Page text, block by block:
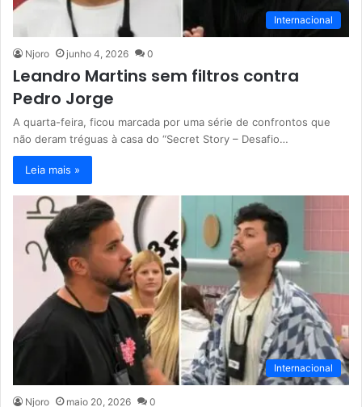
Internacional
Njoro junho 4, 2026 0
Leandro Martins sem filtros contra
Pedro Jorge
A quarta-feira, ficou marcada por uma série de confrontos que
não deram tréguas à casa do “Secret Story – Desafio…
Leia mais »
Internacional
Njoro maio 20, 2026 0